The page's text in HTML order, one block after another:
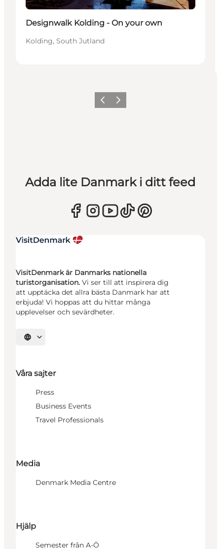
Designwalk Kolding - On your own
Kolding, South Jutland
Föregående
Nästa
Adda lite Danmark i ditt feed
VisitDenmark är Danmarks nationella
turistorganisation. Vi ser till att inspirera dig
att upptäcka det allra bästa Danmark har att
erbjuda! Vi hoppas att du hittar många
upplevelser och sevärdheter.
Välj språk
Våra sajter
Press
Business Events
Travel Professionals
Media
Denmark Media Centre
Hjälp
Semester från A-Ö